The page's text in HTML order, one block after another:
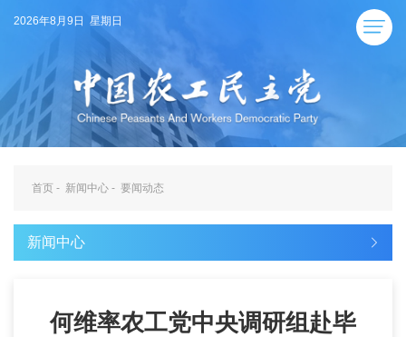
2026年8月9日 星期日
首页 - 新闻中心 - 要闻动态
新闻中心
何维率农工党中央调研组赴毕